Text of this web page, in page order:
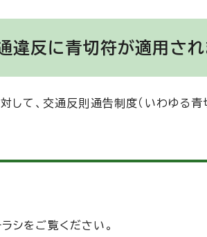
反に青切符が適用され
て、交通反則通告制度（いわゆる青
シをご覧ください。